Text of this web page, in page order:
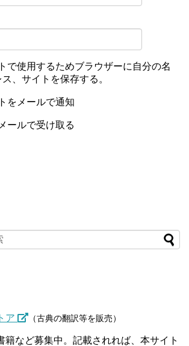
で使用するためブラウザーに自分の名
、サイトを保存する。
をメールで通知
ールで受け取る
ア （古典の翻訳等を販売）
籍など募集中。記載されれば、本サイト